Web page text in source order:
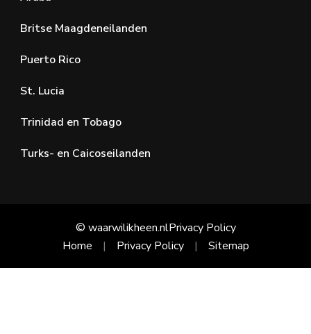
Britse Maagdeneilanden
Puerto Rico
St. Lucia
Trinidad en Tobago
Turks- en Caicoseilanden
© waarwilikheen.nlPrivacy Policy
Home
Privacy Policy Sitemap